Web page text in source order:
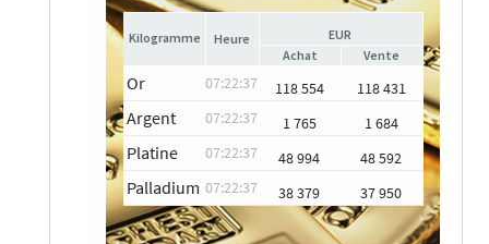
Heure
EUR
Achat
Vente
Or 07:22:37 118 554 118 431
Argent 07:22:37 1 765 1 684
Platine 07:22:37 48 994 48 592
Palladium 07:22:37 38 379 37 950